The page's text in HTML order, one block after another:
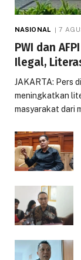
NASIONAL 7
PWI dan
Ilegal,
JAKARTA: Pers
meningkatkan
masyarakat dari